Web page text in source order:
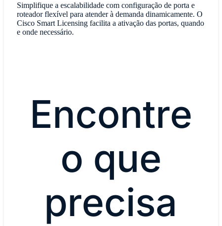
Simplifique a escalabilidade com configuração de porta e
roteador flexível para atender à demanda dinamicamente. O
Cisco Smart Licensing facilita a ativação das portas, quando
e onde necessário.
Encontre
o que
precisa